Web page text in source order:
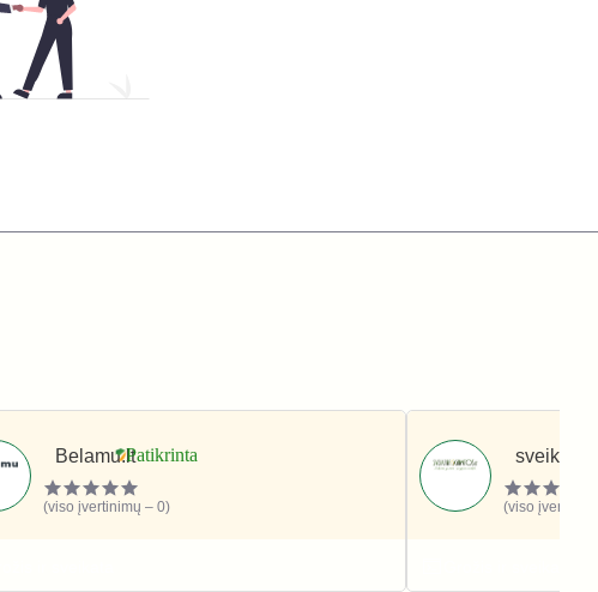
Belamu.lt
(viso įvertinimų – 0) (viso